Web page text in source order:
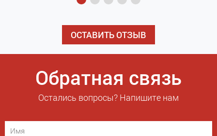
ОСТАВИТЬ ОТЗЫВ
Обратная связь
Остались вопросы? Напишите нам